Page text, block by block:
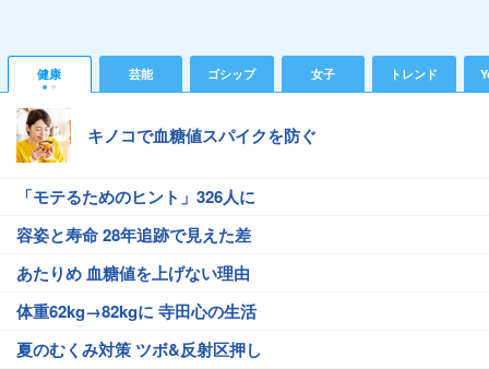
健康 芸能 ゴシップ 女子 トレンド
キノコで血糖値スパイクを防ぐ
「モテるためのヒント」326人に
容姿と寿命 28年追跡で見えた差
あたりめ 血糖値を上げない理由
体重62kg→82kgに 寺田心の生活
夏のむくみ対策 ツボ&反射区押し